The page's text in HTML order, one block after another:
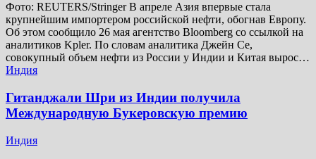
Фото: REUTERS/Stringer В апреле Азия впервые стала
крупнейшим импортером российской нефти, обогнав Европу.
Об этом сообщило 26 мая агентство Bloomberg со ссылкой на
аналитиков Kpler. По словам аналитика Джейн Се,
совокупный объем нефти из России у Индии и Китая вырос…
Индия
Гитанджали Шри из Индии получила
Международную Букеровскую премию
Индия